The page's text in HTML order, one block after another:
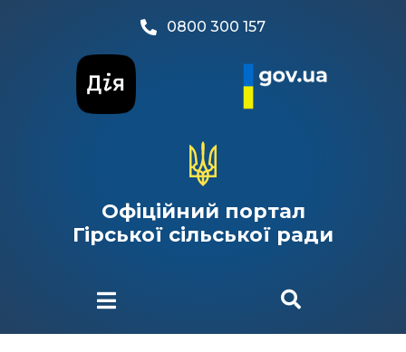
0800 300 157
Офіційний портал
Гірської сільської ради